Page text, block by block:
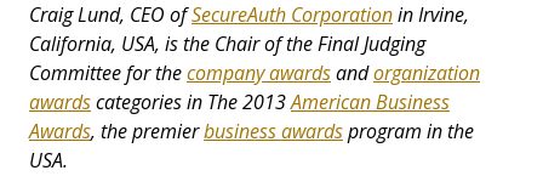
Craig Lund, CEO ofSecureAuth Corporationin Irvine,
California, USA, is the Chair of the Final Judging
Committee for thecompany awardsandorganization
awardscategories in The 2013American Business
Awards, the premierbusiness awardsprogram in the
USA.